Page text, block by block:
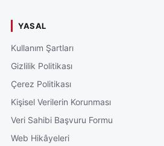
YASAL
Kullanım Şartları
Gizlilik Politikası
Çerez Politikası
Kişisel Verilerin Korunması
Veri Sahibi Başvuru Formu
Web Hikâyeleri